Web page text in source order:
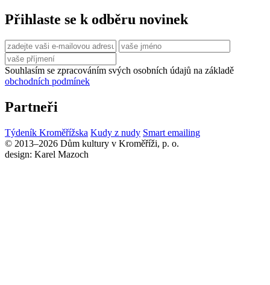
Přihlaste se k odběru novinek
Souhlasím se zpracováním svých osobních údajů na základě
obchodních podmínek
Partneři
Týdeník Kroměřížska Kudy z nudy Smart emailing
© 2013–2026 Dům kultury v Kroměříži, p. o.
design: Karel Mazoch